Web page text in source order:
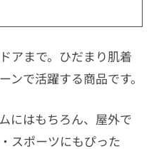
アまで。ひだまり肌着
ンで活躍する商品です。
にはもちろん、屋外で
スポーツにもぴった